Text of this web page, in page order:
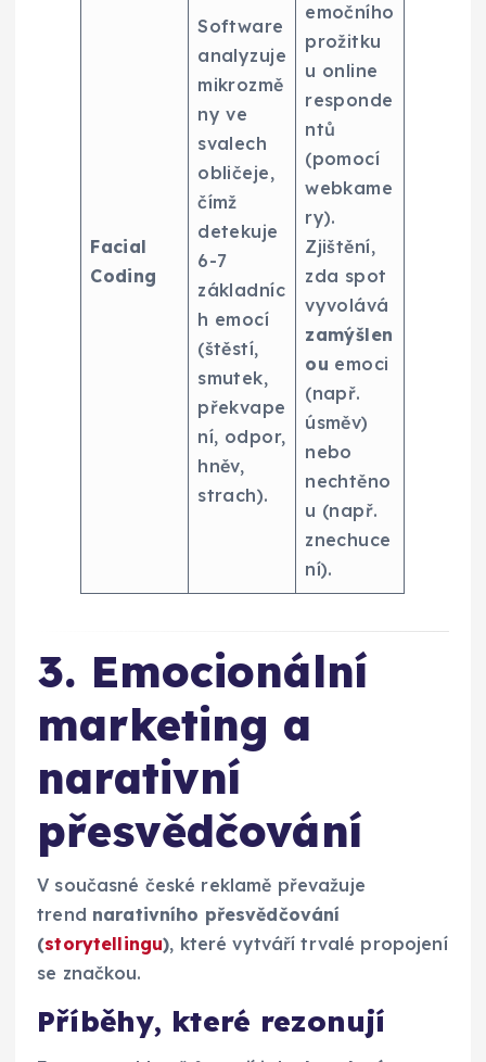
Facial
Coding
Software
analyzuje
mikrozmě
ny ve
svalech
obličeje,
čímž
detekuje
6-7
základníc
h emocí
(štěstí,
smutek,
překvape
ní, odpor,
hněv,
strach).
emočního
prožitku
u online
responde
ntů
(pomocí
webkame
ry).
Zjištění,
zda spot
vyvolává
zamýšlen
ou emoci
(např.
úsměv)
nebo
nechtěno
u (např.
znechuce
ní).
3. Emocionální
marketing a
narativní
přesvědčování
V současné české reklamě převažuje
trend narativního přesvědčování
(storytellingu), které vytváří trvalé propojení
se značkou.
Příběhy, které rezonují